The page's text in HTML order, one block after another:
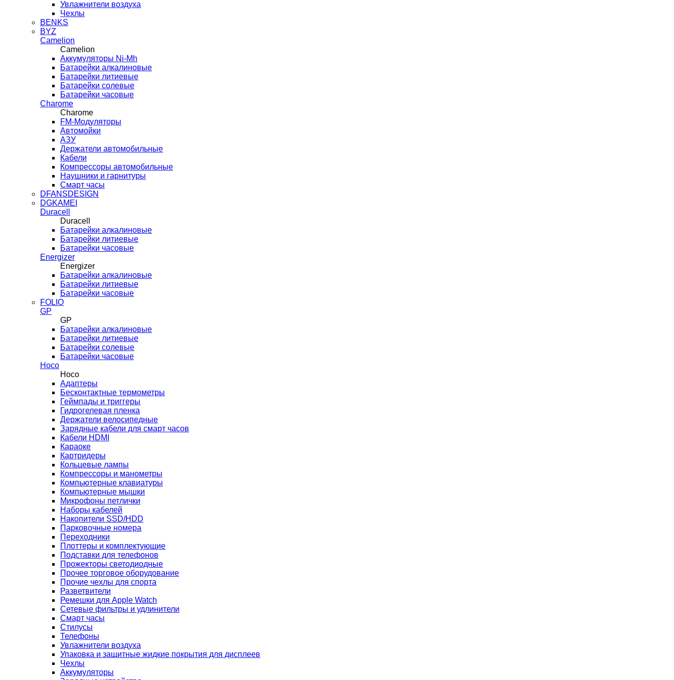
Увлажнители воздуха
Чехлы
BENKS
BYZ
Camelion
Camelion
Аккумуляторы Ni-Mh
Батарейки алкалиновые
Батарейки литиевые
Батарейки солевые
Батарейки часовые
Charome
Charome
FM-Модуляторы
Автомойки
АЗУ
Держатели автомобильные
Кабели
Компрессоры автомобильные
Наушники и гарнитуры
Смарт часы
DFANSDESIGN
DGKAMEI
Duracell
Duracell
Батарейки алкалиновые
Батарейки литиевые
Батарейки часовые
Energizer
Energizer
Батарейки алкалиновые
Батарейки литиевые
Батарейки часовые
FOLIO
GP
GP
Батарейки алкалиновые
Батарейки литиевые
Батарейки солевые
Батарейки часовые
Hoco
Hoco
Адаптеры
Бесконтактные термометры
Геймпады и триггеры
Гидрогелевая пленка
Держатели велосипедные
Зарядные кабели для смарт часов
Кабели HDMI
Караоке
Картридеры
Кольцевые лампы
Компрессоры и манометры
Компьютерные клавиатуры
Компьютерные мышки
Микрофоны петлички
Наборы кабелей
Накопители SSD/HDD
Парковочные номера
Переходники
Плоттеры и комплектующие
Подставки для телефонов
Прожекторы светодиодные
Прочее торговое оборудование
Прочие чехлы для спорта
Разветвители
Ремешки для Apple Watch
Сетевые фильтры и удлинители
Смарт часы
Стилусы
Телефоны
Увлажнители воздуха
Упаковка и защитные жидкие покрытия для дисплеев
Чехлы
Аккумуляторы